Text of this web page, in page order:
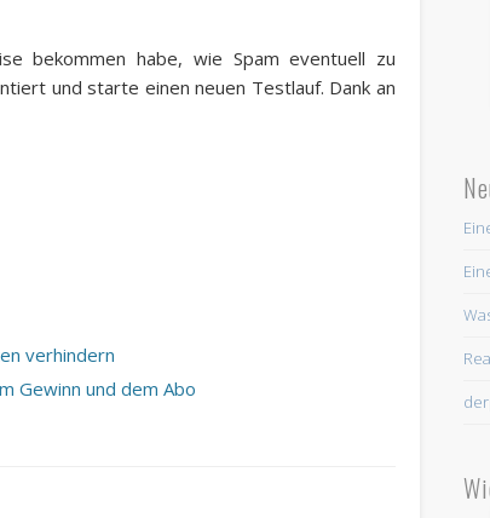
bekommen habe, wie Spam eventuell zu
und starte einen neuen Testlauf. Dank an
verhindern
Gewinn und dem Abo